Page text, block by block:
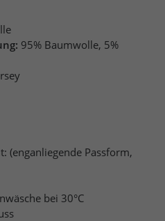
95% Baumwolle, 5%
(enganliegende Passform,
bei 30°C